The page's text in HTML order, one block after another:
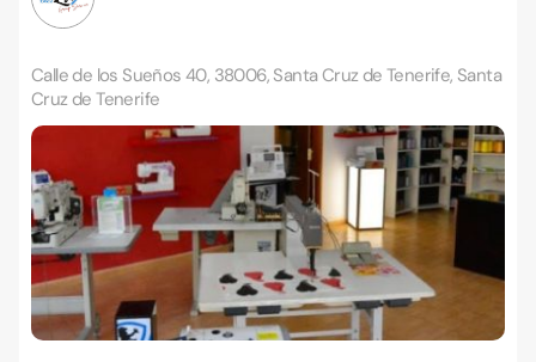
Calle de los Sueños 40, 38006, Santa Cruz de Tenerife, Santa
Cruz de Tenerife